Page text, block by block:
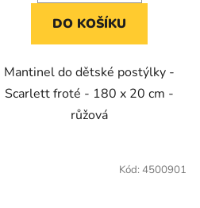
DO KOŠÍKU
Mantinel do dětské postýlky -
Scarlett froté - 180 x 20 cm -
růžová
Kód: 4500901